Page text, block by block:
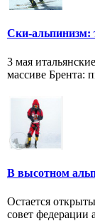
Ски-альпинизм:
3 мая
массиве Брента:
В высотном
Остается
совет